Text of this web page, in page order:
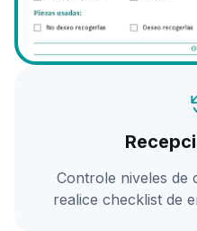
Controle niveles de
realice checklist de